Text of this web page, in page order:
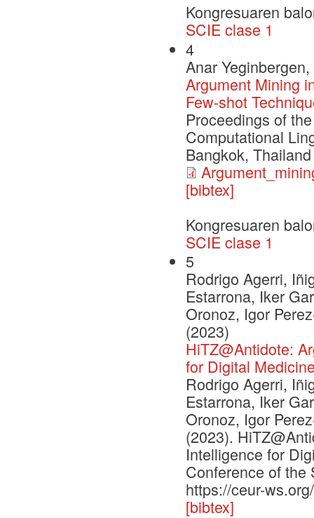
Kongresuaren
SCIE clase 1
4
Anar
Argument Mining
Few-shot
Proceedings of
Computational
Bangkok, Thailand
[bibtex]
Kongresuaren
SCIE clase 1
5
Rodrigo Agerri,
Estarrona, Iker
Oronoz, Igor
(2023)
HiTZ@Antidote:
for Digital
Rodrigo Agerri,
Estarrona, Iker
Oronoz, Igor
(2023).
Intelligence for
Conference of the
https://ceur-
[bibtex]